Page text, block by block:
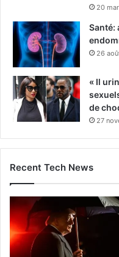
20
Santé:
26
« Il
de
27
Recent Tech News